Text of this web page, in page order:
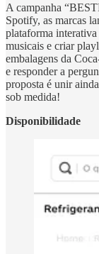
A campanha
Spotify, as marcas
plataforma
musicais e criar
embalagens da
e responder a
proposta é unir
sob medida!
Disponibilidade